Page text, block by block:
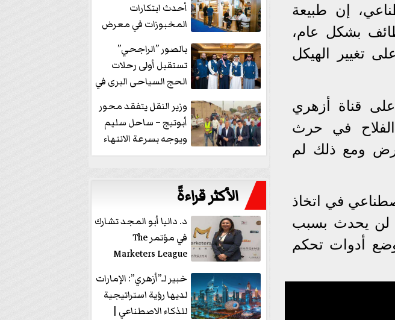
إن طبيعة
بشكل عام،
تغيير الهيكل
قناة أزهري
الفلاح في حرث
ومع ذلك لم
في اتخاذ
لن يحدث بسبب
أدوات تحكم
أحدث ابتكارات
المخبوزات في معرض
منتجات...
بالصور ”الراجحي”
تستقبل أولى رحلات
الحج السياحى البرى في
وزير النقل يتفقد محور
أبوتيج – ساحل سليم
ويوجه بسرعة الانتهاء
من...
الأكثر قراءةً
د. داليا أبو المجد تشارك
في مؤتمر The
Marketers League
وتدير جلسة...
خبير لـ”أزهري”: الإمارات
لديها رؤية استراتيجية
للذكاء الاصطناعي |